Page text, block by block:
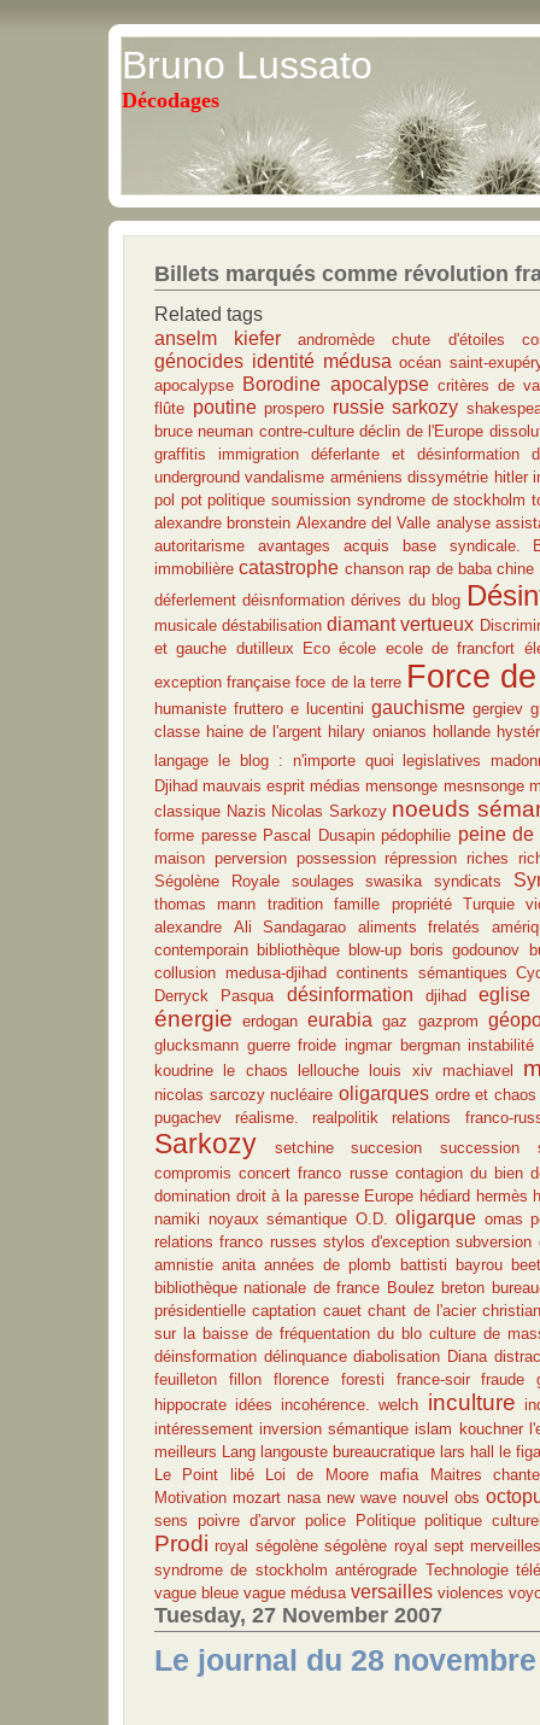
Bruno Lussato
Décodages
Billets marqués comme révolution
Related tags
anselm kiefer andromède chute d'étoiles
génocides identité médusa océan saint-
apocalypse Borodine apocalypse critères de
flûte poutine prospero russie sarkozy
bruce neuman contre-culture déclin de l'Europe
graffitis
immigration déferlante et désinformation
underground vandalisme arméniens dissymétrie hitler
pol pot politique soumission syndrome de stockholm
alexandre bronstein Alexandre del Valle analyse
autoritarisme
avantages acquis base syndicale.
immobilière catastrophe chanson rap de baba chine
déferlement déisnformation dérives du blog
musicale déstabilisation diamant vertueux
et gauche dutilleux Eco école ecole de francfort
exception française foce de la terre Force
humaniste fruttero e lucentini gauchisme gergiev
classe haine de l'argent hilary onianos hollande
langage
le blog : n'importe quoi legislatives
Djihad mauvais esprit médias mensonge mesnsonge
classique Nazis Nicolas Sarkozy noeuds
forme paresse Pascal Dusapin pédophilie peine de
maison perversion possession répression riches
Ségolène Royale
soulages swasika syndicats
thomas mann tradition famille propriété Turquie
alexandre
Ali Sandagarao aliments frelatés
contemporain bibliothèque blow-up boris godounov
collusion medusa-djihad continents sémantiques
Derryck Pasqua
désinformation djihad eglise
énergie erdogan eurabia gaz gazprom
glucksmann guerre froide ingmar bergman instabilité
koudrine
le chaos lellouche louis xiv machiavel
nicolas sarcozy nucléaire oligarques ordre et chaos
pugachev
réalisme. realpolitik relations franco-
Sarkozy setchine succesion succession
compromis concert franco russe contagion du bien
domination droit à la paresse Europe hédiard hermès
namiki noyaux sémantique O.D. oligarque omas
relations franco russes stylos d'exception subversion
amnistie anita années de plomb battisti bayrou
bibliothèque nationale de france Boulez breton
présidentielle captation cauet chant de l'acier
sur la baisse de fréquentation du blo culture de
déinsformation délinquance diabolisation Diana
feuilleton
fillon florence foresti france-soir fraude
hippocrate idées incohérence. welch inculture
intéressement inversion sémantique islam kouchner
meilleurs
Lang langouste bureaucratique lars hall
le
Le Point
libé Loi de Moore mafia
Maitres
Motivation mozart nasa new wave nouvel obs
sens poivre d'arvor police Politique politique
Prodi royal ségolène ségolène royal sept
syndrome de stockholm antérograde Technologie
vague bleue vague médusa versailles violences
Tuesday, 27 November 2007
Le journal du 28